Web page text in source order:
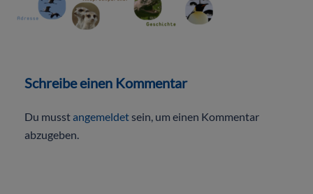
Schreibe einen Kommentar
Du musstangemeldet sein, um einen Kommentar
abzugeben.